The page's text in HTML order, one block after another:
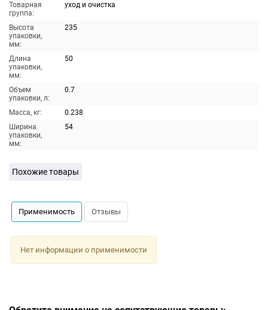
Товарная
группа:
уход и очистка
Высота
упаковки,
мм:
235
Длина
упаковки,
мм:
50
Объем
упаковки, л:
0.7
Масса, кг:
0.238
Ширина
упаковки,
мм:
54
Похожие товары
Применимость Отзывы
Нет информации о применимости